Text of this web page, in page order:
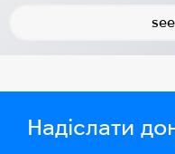
Надіслати